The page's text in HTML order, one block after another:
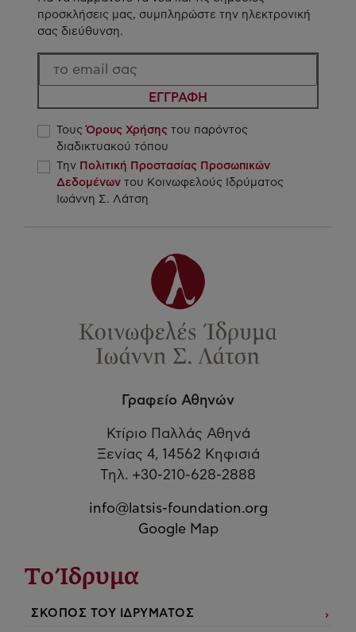
προσκλήσεις μας, συμπληρώστε την ηλεκτρονική
σας διεύθυνση.
ΕΓΓΡΑΦΗ
ΤουςΌρους Χρήσης του παρόντος
διαδικτυακού τόπου
Την Πολιτική Προστασίας Προσωπικών
Δεδομένων του Κοινωφελούς Ιδρύματος
Ιωάννη Σ. Λάτση
Γραφείο Αθηνών
Κτίριο Παλλάς Αθηνά
Ξενίας 4, 14562 Κηφισιά
Τηλ. +30-210-628-2888
info@latsis-foundation.org
Google Map
Το Ίδρυμα
ΣΚΟΠΟΣ ΤΟΥ ΙΔΡΥΜΑΤΟΣ